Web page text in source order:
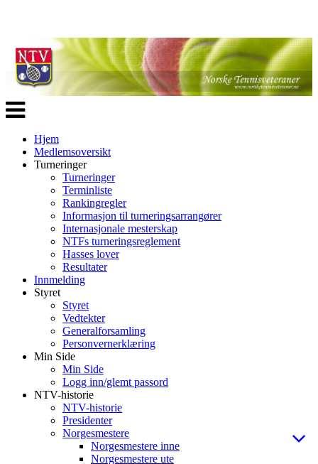
Veksle
navigasjon
Hjem
Medlemsoversikt
Turneringer
Turneringer
Terminliste
Rankingregler
Informasjon til turneringsarrangører
Internasjonale mesterskap
NTFs turneringsreglement
Hasses lover
Resultater
Innmelding
Styret
Styret
Vedtekter
Generalforsamling
Personvernerklæring
Min Side
Min Side
Logg inn/glemt passord
NTV-historie
NTV-historie
Presidenter
Norgesmestere
Norgesmestere inne
Norgesmestere ute